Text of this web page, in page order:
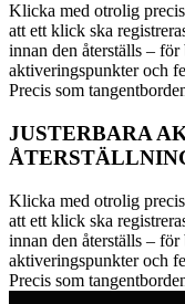
Klicka med otrolig
att ett klick ska
innan den återställs –
aktiveringspunkter och
Precis som
JUSTERBARA
Klicka med otrolig
att ett klick ska
innan den återställs –
aktiveringspunkter och
Precis som